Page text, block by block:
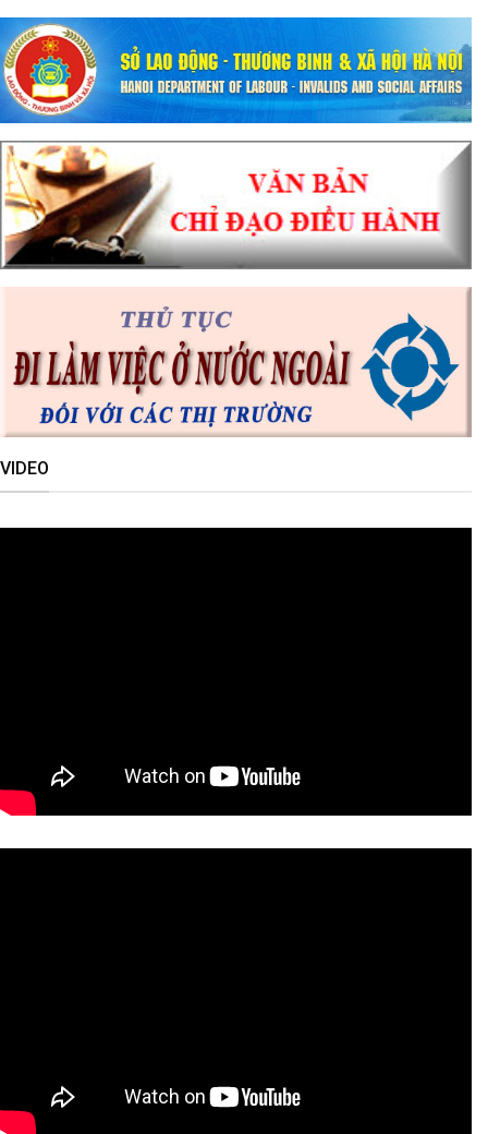
VIDEO